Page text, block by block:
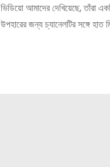
ভিডিয়ো আমাদের দেখিয়েছে, তাঁরা
উপহারের জন্য চ্যানেলটির সঙ্গে হাত